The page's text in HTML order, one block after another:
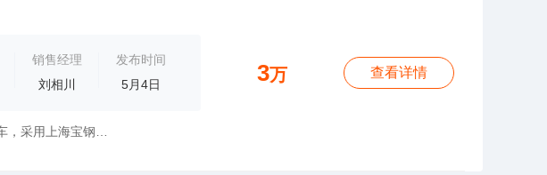
销售经理
刘相川
发布时间
5月4日
3万 查看详情